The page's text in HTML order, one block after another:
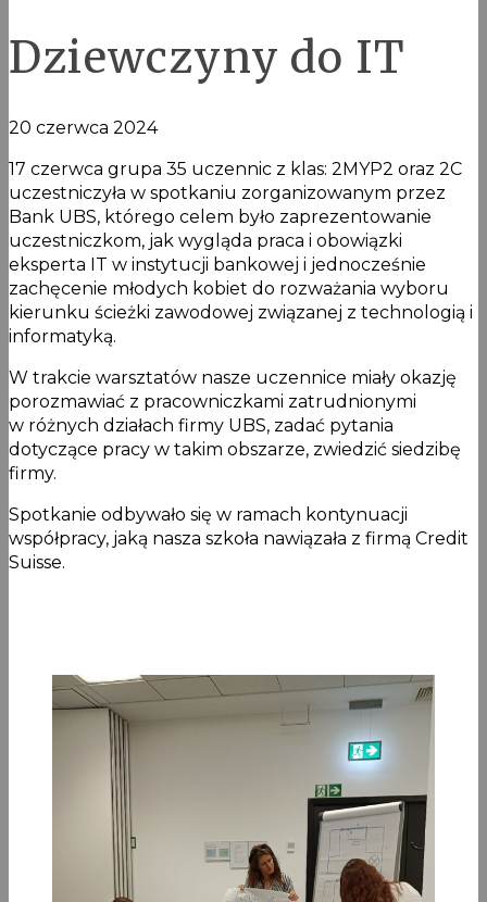
Dziewczyny do IT
20 czerwca 2024
17 czerwca grupa 35 uczennic z klas: 2MYP2 oraz 2C
uczestniczyła w spotkaniu zorganizowanym przez
Bank UBS, którego celem było zaprezentowanie
uczestniczkom, jak wygląda praca i obowiązki
eksperta IT w instytucji bankowej i jednocześnie
zachęcenie młodych kobiet do rozważania wyboru
kierunku ścieżki zawodowej związanej z technologią i
informatyką.
W trakcie warsztatów nasze uczennice miały okazję
porozmawiać z pracowniczkami zatrudnionymi
w różnych działach firmy UBS, zadać pytania
dotyczące pracy w takim obszarze, zwiedzić siedzibę
firmy.
Spotkanie odbywało się w ramach kontynuacji
współpracy, jaką nasza szkoła nawiązała z firmą Credit
Suisse.